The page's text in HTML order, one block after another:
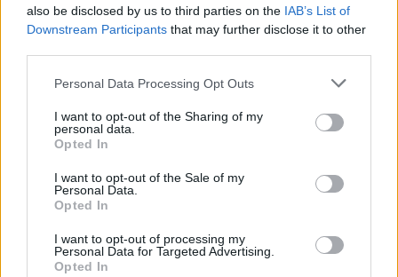
also be disclosed by us to third parties on the IAB’s List of
Downstream Participants that may further disclose it to other
Please note that this website/app uses one or more Google
not limited to your visit or usage behaviour. You may click to
grant or deny consent to Google and its third-party tags to
use your data for below specified purposes in below Google
consent section.
Personal Data Processing Opt Outs
I want to opt-out of the Sharing of my
personal data.
Opted In
I want to opt-out of the Sale of my
Personal Data.
Opted In
I want to opt-out of processing my
Personal Data for Targeted Advertising.
Opted In
Raid nelle campagne di Berchidda, rischio per
la rete elettrica
Monte Pino, via i cancelli del cantiere: la Gallura
ritrova la strada
completa l’iter
Film internazionale, casting per comparse in
Costa Smeralda